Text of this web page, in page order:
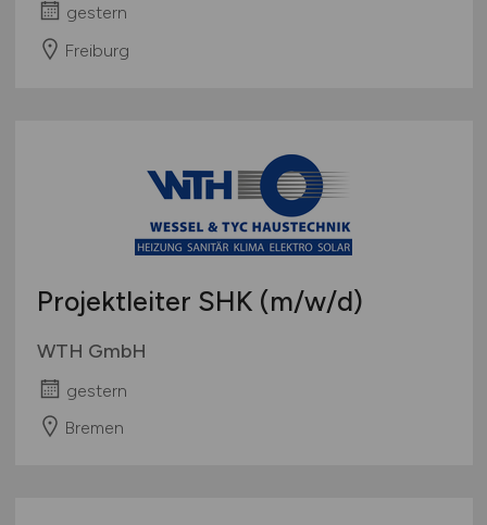
gestern
Freiburg
Projektleiter SHK (m/w/d)
WTH GmbH
gestern
Bremen